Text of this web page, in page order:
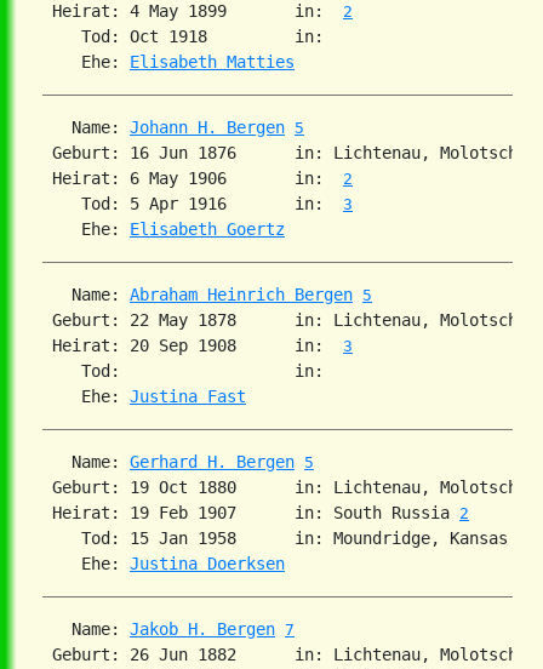
Heirat: 4 May 1899       in: 2
    Tod: Oct 1918         in:
    Ehe:
Elisabeth Matties
   Name:
Johann H. Bergen 5
Geburt: 16 Jun 1876      in: Lichtenau,
Heirat: 6 May 1906       in: 2
    Tod: 5 Apr 1916       in:
3
    Ehe:
Elisabeth Goertz
   Name:
Abraham Heinrich Bergen 5
Geburt: 22 May 1878      in: Lichtenau,
Heirat: 20 Sep 1908      in: 3
    Tod:                  in:
    Ehe:
Justina Fast
   Name:
Gerhard H. Bergen 5
Geburt: 19 Oct 1880      in: Lichtenau,
Heirat: 19 Feb 1907      in: South Russia 2
    Tod: 15 Jan 1958      in: Moundridge, Kansas
    Ehe:
Justina Doerksen
   Name:
Jakob H. Bergen 7
Geburt: 26 Jun 1882      in: Lichtenau,